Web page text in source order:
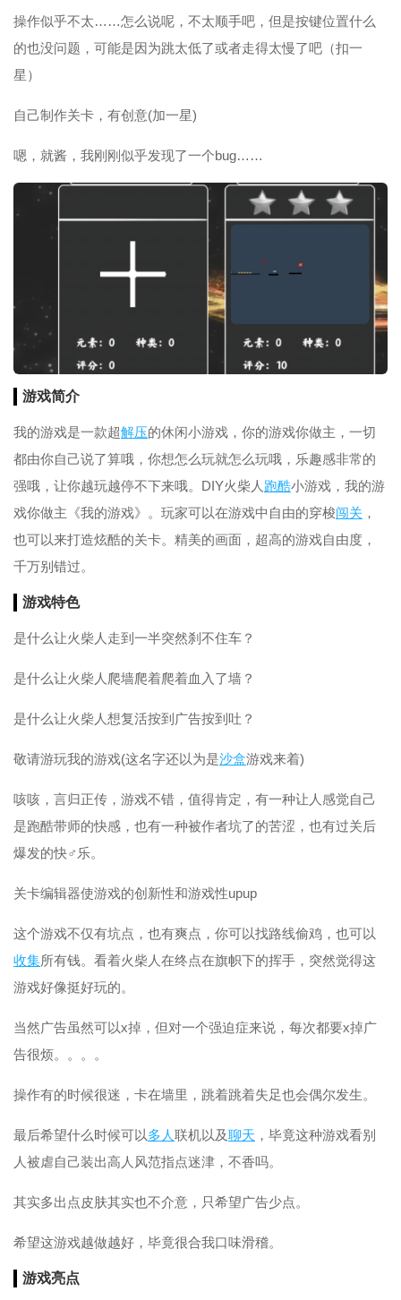
操作似乎不太……怎么说呢，不太顺手吧，但是按键位置什么
的也没问题，可能是因为跳太低了或者走得太慢了吧（扣一
星）
自己制作关卡，有创意(加一星)
嗯，就酱，我刚刚似乎发现了一个bug……
游戏简介
我的游戏是一款超解压的休闲小游戏，你的游戏你做主，一切
都由你自己说了算哦，你想怎么玩就怎么玩哦，乐趣感非常的
强哦，让你越玩越停不下来哦。DIY火柴人 跑酷小游戏，我的游
戏你做主《我的游戏》。玩家可以在游戏中自由的穿梭闯关 ，
也可以来打造炫酷的关卡。精美的画面，超高的游戏自由度，
千万别错过。
游戏特色
是什么让火柴人走到一半突然刹不住车？
是什么让火柴人爬墙爬着爬着血入了墙？
是什么让火柴人想复活按到广告按到吐？
敬请游玩我的游戏(这名字还以为是沙盒游戏来着)
咳咳，言归正传，游戏不错，值得肯定，有一种让人感觉自己
是跑酷带师的快感，也有一种被作者坑了的苦涩，也有过关后
爆发的快♂乐。
关卡编辑器使游戏的创新性和游戏性upup
这个游戏不仅有坑点，也有爽点，你可以找路线偷鸡，也可以
收集所有钱。看着火柴人在终点在旗帜下的挥手，突然觉得这
游戏好像挺好玩的。
当然广告虽然可以x掉，但对一个强迫症来说，每次都要x掉广
告很烦。。。。
操作有的时候很迷，卡在墙里，跳着跳着失足也会偶尔发生。
最后希望什么时候可以多人联机以及聊天 ，毕竟这种游戏看别
人被虐自己装出高人风范指点迷津，不香吗。
其实多出点皮肤其实也不介意，只希望广告少点。
希望这游戏越做越好，毕竟很合我口味滑稽。
游戏亮点